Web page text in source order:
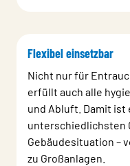
Flexibel einsetzbar
Nicht nur für
erfüllt auch alle
und Abluft. Damit
unterschiedlichsten
Gebäudesituation –
zu Großanlagen.